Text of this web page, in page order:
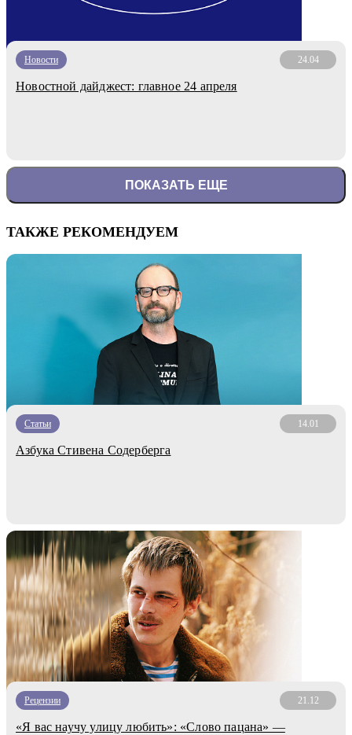
Новости 24.04
Новостной дайджест: главное 24 апреля
ПОКАЗАТЬ ЕЩЕ
ТАКЖЕ РЕКОМЕНДУЕМ
Статьи 14.01
Азбука Стивена Содерберга
Рецензии 21.12
«Я вас научу улицу любить»: «Слово пацана» —